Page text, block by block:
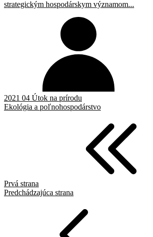
strategickým hospodárskym významom...
2021 04 Útok na prírodu
Ekológia a poľnohospodárstvo
Prvá strana
Predchádzajúca strana